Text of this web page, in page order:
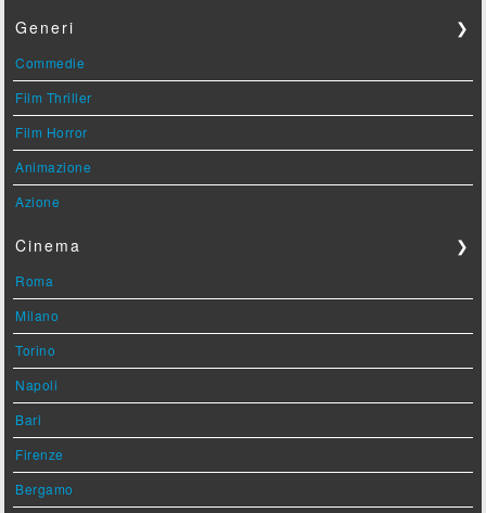
Generi ❯
Commedie
Film Thriller
Film Horror
Animazione
Azione
Cinema ❯
Roma
Milano
Torino
Napoli
Bari
Firenze
Bergamo